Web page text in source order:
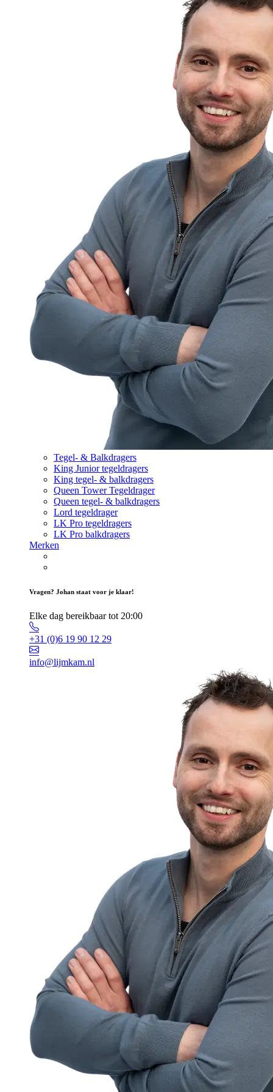
Tegel- & Balkdragers
King Junior tegeldragers
King tegel- & balkdragers
Queen Tower Tegeldrager
Queen tegel- & balkdragers
Lord tegeldrager
LK Pro tegeldragers
LK Pro balkdragers
Merken
Vragen? Johan staat voor je klaar!
Elke dag bereikbaar tot 20:00
+31 (0)6 19 90 12 29
info@lijmkam.nl